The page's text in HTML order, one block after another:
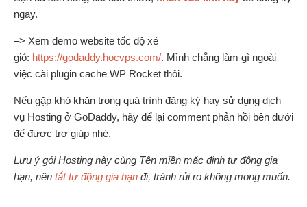
ngay.
–> Xem demo website tốc độ xé
gió: https://godaddy.hocvps.com/. Mình chẳng làm gì ngoài
việc cài plugin cache WP Rocket thôi.
Nếu gặp khó khăn trong quá trình đăng ký hay sử dụng dịch
vụ Hosting ở GoDaddy, hãy để lại comment phản hồi bên dưới
để được trợ giúp nhé.
Lưu ý gói Hosting này cùng Tên miền mặc định tự động gia
hạn, nên tắt tự động gia hạn đi, tránh rủi ro không mong muốn.